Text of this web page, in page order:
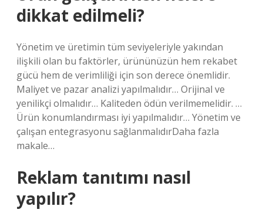
dikkat edilmeli?
Yönetim ve üretimin tüm seviyeleriyle yakından
ilişkili olan bu faktörler, ürününüzün hem rekabet
gücü hem de verimliliği için son derece önemlidir.
Maliyet ve pazar analizi yapılmalıdır… Orijinal ve
yenilikçi olmalıdır… Kaliteden ödün verilmemelidir. …
Ürün konumlandırması iyi yapılmalıdır… Yönetim ve
çalışan entegrasyonu sağlanmalıdırDaha fazla
makale…
Reklam tanıtımı nasıl
yapılır?